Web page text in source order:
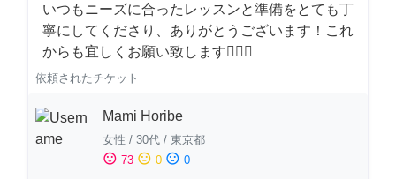
いつもニーズに合ったレッスンと準備をとても丁
寧にしてくださり、ありがとうございます！これ
からも宜しくお願い致します🙇‍♀️✨
依頼されたチケット
Mami Horibe
女性 / 30代 / 東京都
sentiment_satisfied 73 sentiment_neutral 0 sentiment_dissatisfied 0